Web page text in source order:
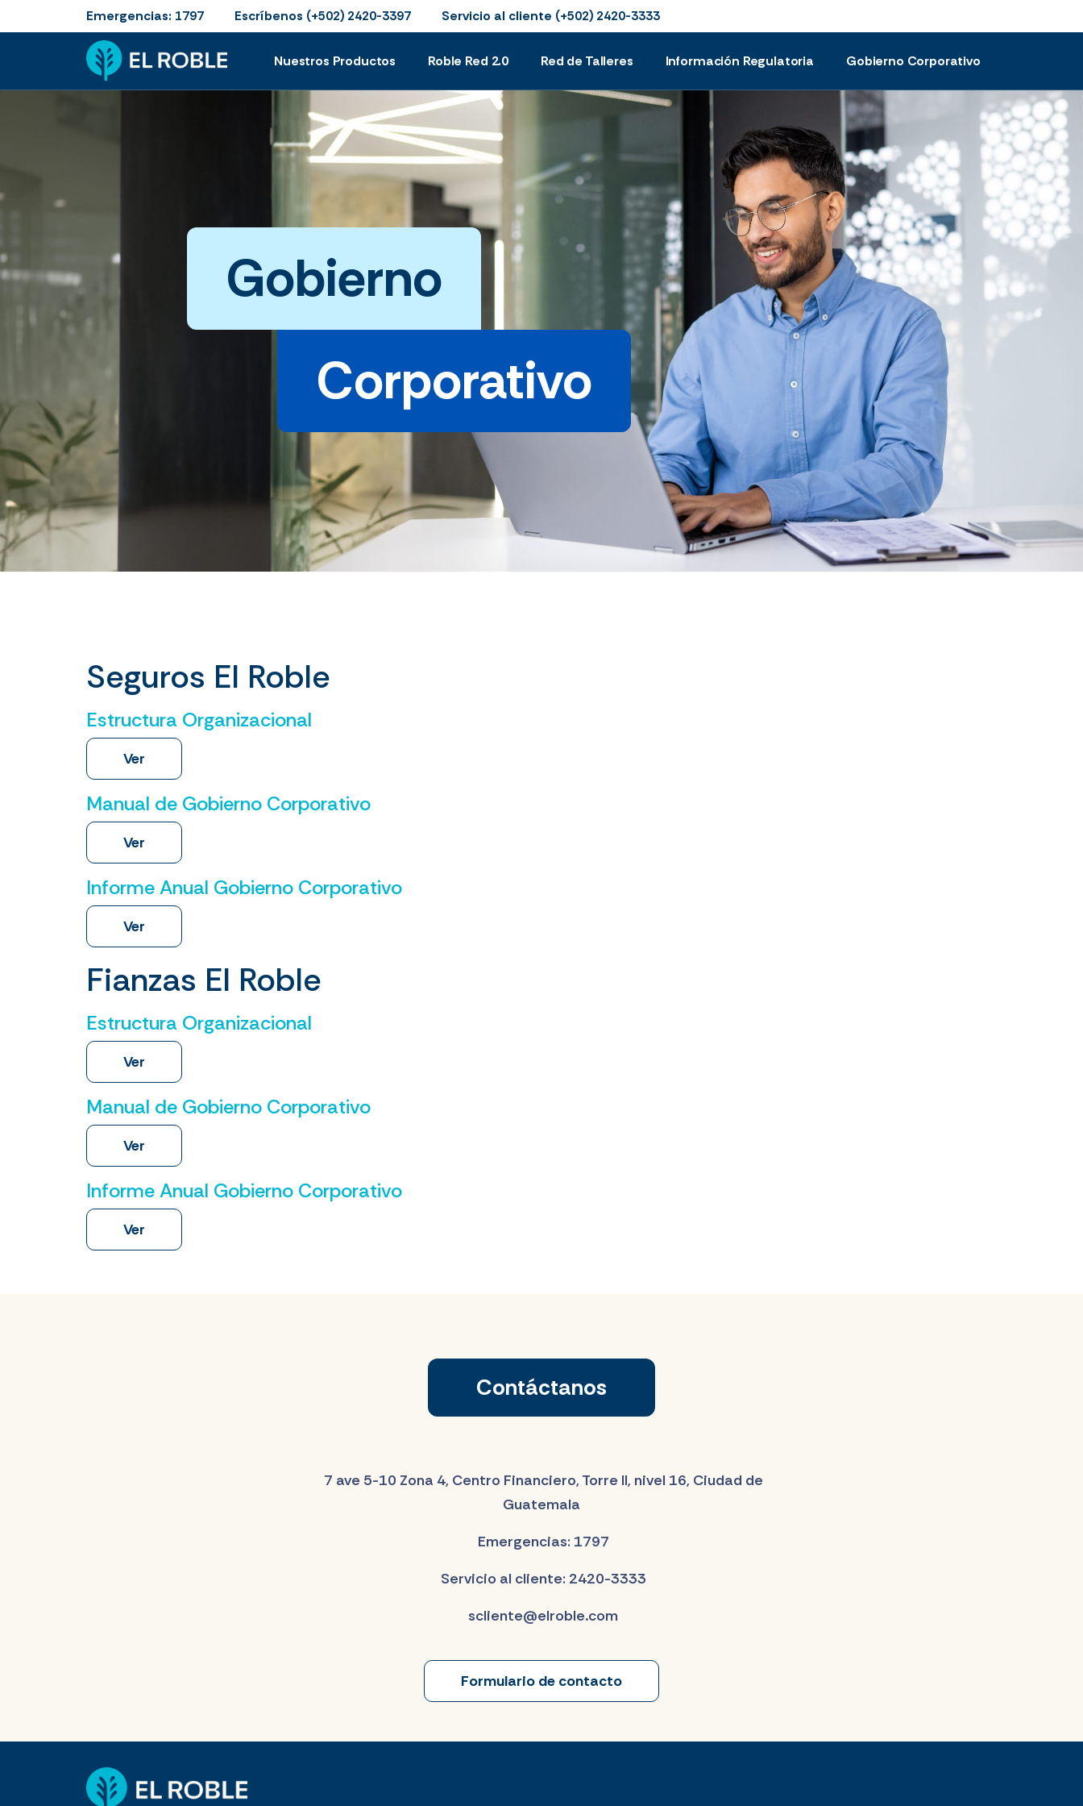
Emergencias: 1797 Escríbenos (+502) 2420-3397 Servicio al cliente (+502) 2420-3333
Nuestros Productos Roble Red 2.0 Red de Talleres Información Regulatoria Gobierno Corporativo
Gobierno
Corporativo
Seguros El Roble
Estructura Organizacional
Ver
Manual de Gobierno Corporativo
Ver
Informe Anual Gobierno Corporativo
Ver
Fianzas El Roble
Estructura Organizacional
Ver
Manual de Gobierno Corporativo
Ver
Informe Anual Gobierno Corporativo
Ver
Contáctanos
7 ave 5-10 Zona 4, Centro Financiero, Torre II, nivel 16, Ciudad de
Guatemala
Emergencias: 1797
Servicio al cliente: 2420-3333
scliente@elroble.com
Formulario de contacto